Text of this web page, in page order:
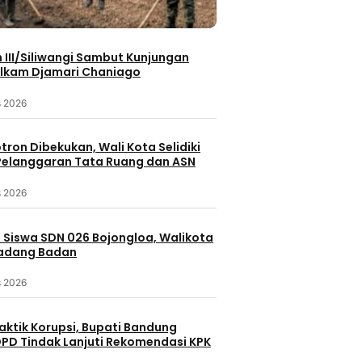
Kendaraan
Polwan Polresta Barelang
Tebar Kepedulian di Monggak,
Bagikan Sembako dan Bendera
III/Siliwangi Sambut Kunjungan
Djamari Chaniago
2026
Dibekukan, Wali Kota Selidiki
Tata Ruang dan ASN
2026
Siswa SDN 026 Bojongloa, Walikota
Badan
2026
Korupsi, Bupati Bandung
Tindak Lanjuti Rekomendasi KPK